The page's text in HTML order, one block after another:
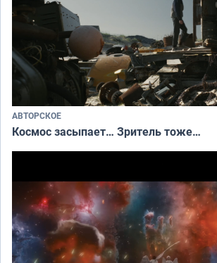
АВТОРСКОЕ
Космос засыпает… Зритель тоже…